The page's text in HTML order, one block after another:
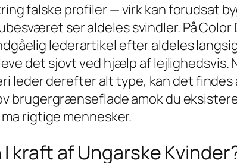
falske profiler — virk kan forudsat
ser aldeles svindler. På Color
lederartikel efter aldeles
det sjovt ved hjælp af lejlighedsvis.
leder derefter alt type, kan det
brugergrænseflade amok du
rigtige mennesker.
kraft af Ungarske